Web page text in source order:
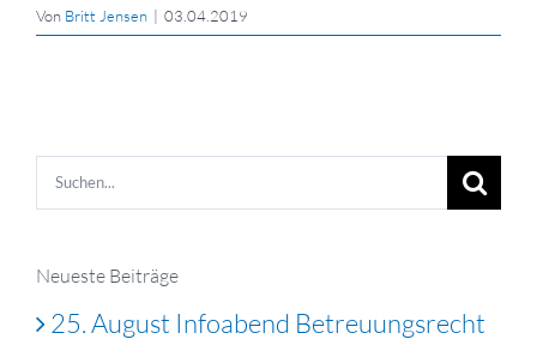
Von Britt Jensen | 03.04.2019
Suche
nach:
Neueste Beiträge
25. August Infoabend Betreuungsrecht